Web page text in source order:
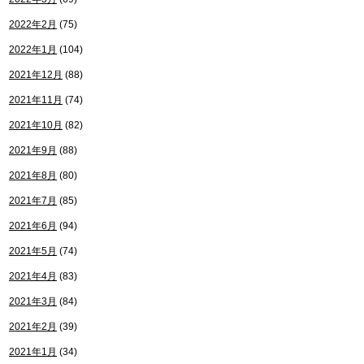
2022年2月 (75)
2022年1月 (104)
2021年12月 (88)
2021年11月 (74)
2021年10月 (82)
2021年9月 (88)
2021年8月 (80)
2021年7月 (85)
2021年6月 (94)
2021年5月 (74)
2021年4月 (83)
2021年3月 (84)
2021年2月 (39)
2021年1月 (34)